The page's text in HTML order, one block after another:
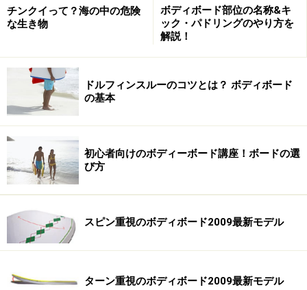
チンクイって？海の中の危険
な生き物
ボディボード部位の名称&キ
ック・パドリングのやり方を
解説！
ドルフィンスルーのコツとは？ ボディボード
の基本
初心者向けのボディーボード講座！ボードの選
び方
スピン重視のボディボード2009最新モデル
ターン重視のボディボード2009最新モデル